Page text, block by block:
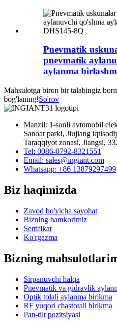
Pnevmatik
pnevmatik
aylanma
Mahsulotga biron bir talabingiz
bog'laning!So'rov
Manzil: 1-sonli avtomobil
Sanoat parki, Jiujiang
Taraqqiyot zonasi, Jiangsi,
Tel: 0086-0792-8321551
Email: sales@ingiant.com
Whatsapp: +86 13879297499
Biz haqimizda
Zavod bo'yicha sayohat
Bizning hamkorimiz
Sertifikat
Ko'rgazma
Bizning
Sirpanuvchi halqa
Pnevmatik va gidravlik
Optik tolali aylanma birikma
RF yuqori chastotali birikma
Pan-tilt pozitsiyasi